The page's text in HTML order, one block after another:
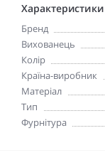
Характеристики
Бренд
Вихованець
Колір
Країна-виробник
Матеріал
Тип
Фурнітура